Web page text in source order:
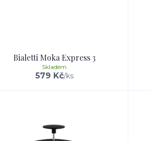
Bialetti Moka Express 3
579 Kč/ks
Skladem